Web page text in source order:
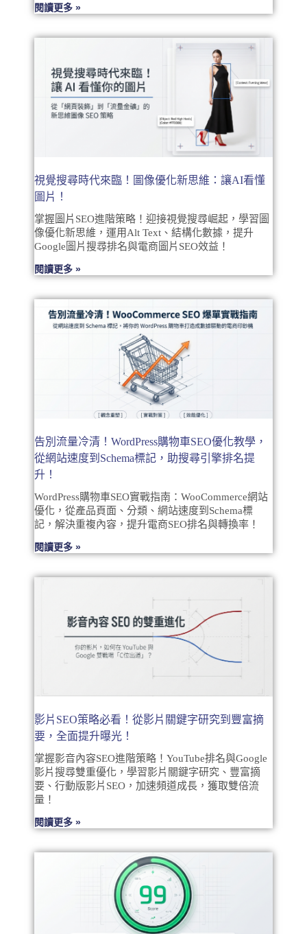
閱讀更多 »
視覺搜尋時代來臨！圖像優化新思維：讓AI看懂
圖片！
掌握圖片SEO進階策略！迎接視覺搜尋崛起，學習圖
像優化新思維，運用Alt Text、結構化數據，提升
Google圖片搜尋排名與電商圖片SEO效益！
閱讀更多 »
告別流量冷清！WordPress購物車SEO優化教學，
從網站速度到Schema標記，助搜尋引擎排名提
升！
WordPress購物車SEO實戰指南：WooCommerce網站
優化，從產品頁面、分類、網站速度到Schema標
記，解決重複內容，提升電商SEO排名與轉換率！
閱讀更多 »
影片SEO策略必看！從影片關鍵字研究到豐富摘
要，全面提升曝光！
掌握影音內容SEO進階策略！YouTube排名與Google
影片搜尋雙重優化，學習影片關鍵字研究、豐富摘
要、行動版影片SEO，加速頻道成長，獲取雙倍流
量！
閱讀更多 »